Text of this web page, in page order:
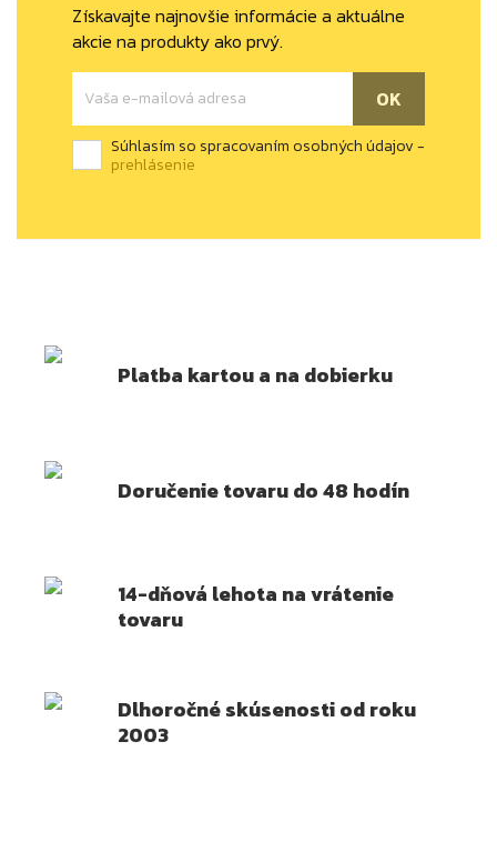
Získavajte najnovšie informácie a aktuálne
akcie na produkty ako prvý.
Súhlasím so spracovaním osobných údajov -
prehlásenie
Platba kartou a na dobierku
Doručenie tovaru do 48 hodín
14-dňová lehota na vrátenie
tovaru
Dlhoročné skúsenosti od roku
2003